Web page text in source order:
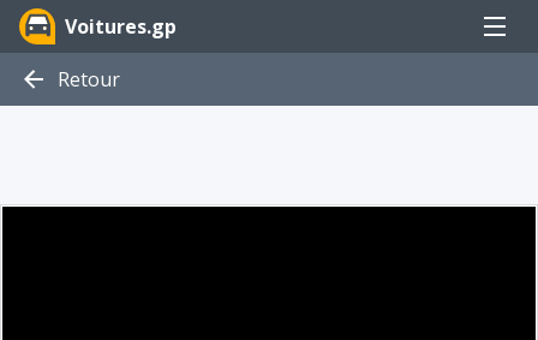
Voitures.gp Menu
Retour